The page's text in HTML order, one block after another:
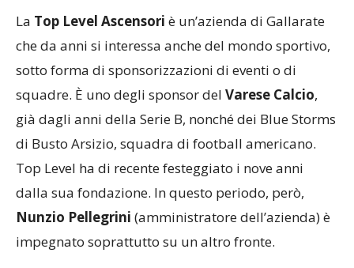
La Top Level Ascensori è un’azienda di Gallarate
che da anni si interessa anche del mondo sportivo,
sotto forma di sponsorizzazioni di eventi o di
squadre. È uno degli sponsor del Varese Calcio,
già dagli anni della Serie B, nonché dei Blue Storms
di Busto Arsizio, squadra di football americano.
Top Level ha di recente festeggiato i nove anni
dalla sua fondazione. In questo periodo, però,
Nunzio Pellegrini (amministratore dell’azienda) è
impegnato soprattutto su un altro fronte.